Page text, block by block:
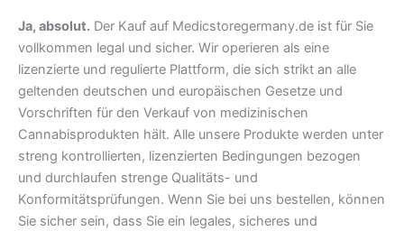
Ja, absolut. Der Kauf auf Medicstoregermany.de ist für Sie
vollkommen legal und sicher. Wir operieren als eine
lizenzierte und regulierte Plattform, die sich strikt an alle
geltenden deutschen und europäischen Gesetze und
Vorschriften für den Verkauf von medizinischen
Cannabisprodukten hält. Alle unsere Produkte werden unter
streng kontrollierten, lizenzierten Bedingungen bezogen
und durchlaufen strenge Qualitäts- und
Konformitätsprüfungen. Wenn Sie bei uns bestellen, können
Sie sicher sein, dass Sie ein legales, sicheres und